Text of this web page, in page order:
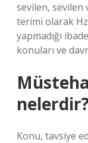
sevilen, sevilen
terimi olarak
yapmadığı
konuları ve
Konu, tavsiye